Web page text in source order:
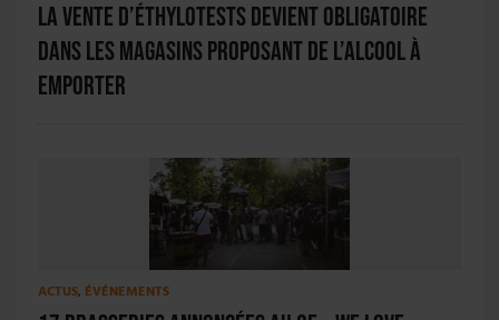
La vente d’éthylotests devient obligatoire
dans les magasins proposant de l’alcool à
emporter
ACTUS, ÉVÉNEMENTS